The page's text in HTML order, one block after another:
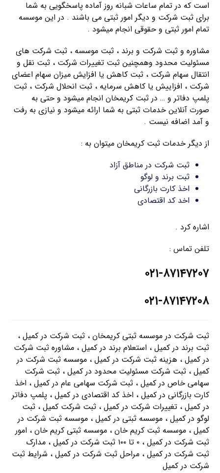
است که در تمام ساعات شبانه روز آماده پاسخگویی به شما
برای ثبت شرکت و دیگر امور ثبتی می باشند . در این موسسه
تمام امور ثبتی و حقوقی انجام میشود .
مشاوره و ثبت شرکت و برند ، ثبت موسسه ، ثبت شرکت های
مسئولیت محدود وهمچنین ثبت تغییرات شرکت ، ثبت نقل و
انتقال سهام شرکت ، ثبت کاهش یا افزایش میزان سهام اعضای
شرکت ، افزاییش یا کاهش سرمایه ، ثبت انحلال شرکت ، ثبت
پلمپ دفاتر و … در ثبت کریمخان انجام میشود و حتی به
صورت آنلاین خدمات ثبتی به شما ارائه میشود و نیازی به رفت
و آمد اضافه نیست .
از دیگر خدمات ثبت کریمخان میتوان به :
ثبت شرکت در مناطق آزاد
ثبت برند و لوگو
اخذ کارت بازرگانی
اخد کد اقتصادی
اشاره کرد .
تلفن تماس :
۰۲۱-۸۷۱۴۷۲۰۷
۰۲۱-۸۷۱۴۷۲۰۸
ثبت شرکت در موسسه ثبتی کریمخان ، ثبت شرکت در کمیل ،
ثبت برند در کمیل ، استعلام برند در کمیل ، مشاوره ثبت شرکت
در کمیل ، هزینه ثبت شرکت در کمیل ، موسسه ثبت شرکت در
کمیل ، ثبت شرکت مسئولیت محدود در کمیل ، ثبت شرکت
سهامی خاص در کمیل ، ثبت شرکت سهامی عام در کمیل ، اخذ
کارت بازرگانی در کمیل ، اخذ کد اقتصادی در کمیل ، پلمپ دفاتر
در کمیل ، تغییرات شرکت در کمیل ، ثبت شرکت کمیل ، ثبت
لوگو در کمیل ، موسسه ثبتی در کمیل ، موسسه ثبت شرکت در
کمیل ، موسسه ثبت کریم خان ، موسسه ثبتی کریم خان ، امور
ثبت شرکت در کمیل ، ۰ تا ۱۰۰ ثبت شرکت در کمیل ، مدارک
ثبت شرکت در کمیل ، مراحل ثبت شرکت در کمیل ، شرایط ثبت
شرکت در کمیل